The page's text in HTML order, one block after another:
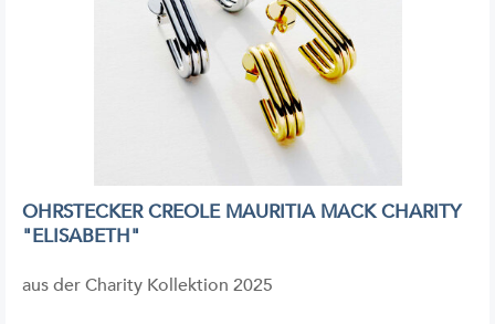
OHRSTECKER CREOLE MAURITIA MACK CHARITY
"ELISABETH"
aus der Charity Kollektion 2025